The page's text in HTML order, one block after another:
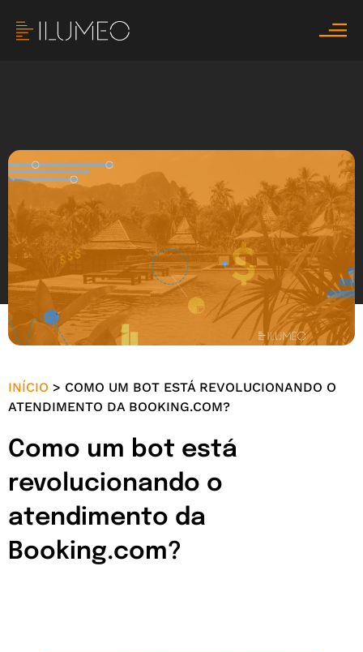
INÍCIO > COMO UM BOT ESTÁ REVOLUCIONANDO O
ATENDIMENTO DA BOOKING.COM?
Como um bot está
revolucionando o
atendimento da
Booking.com?